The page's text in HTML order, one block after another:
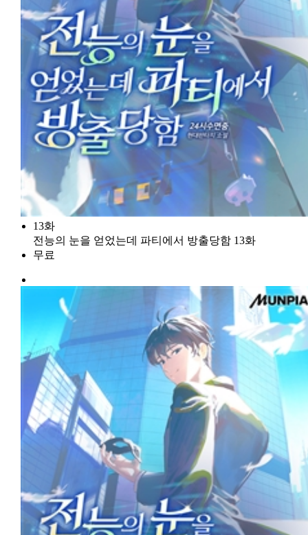
13화
전능의 눈을 얻었는데 파티에서 방출당함 13화
무료